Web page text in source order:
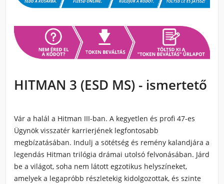
HITMAN 3 (ESD MS) - ismertető
Vár a halál a Hitman III-ban. A kegyetlen és profi 47-es
Ügynök visszatér karrierjének legfontosabb
megbízatásában. Indulj a sötétség és remény kalandjára a
legendás Hitman trilógia drámai utolsó felvonásában. Járd
be a világot, soha nem látott egzotikus helyszíneket,
amelyek a legapróbb részletekig kidolgozottak, és szinte